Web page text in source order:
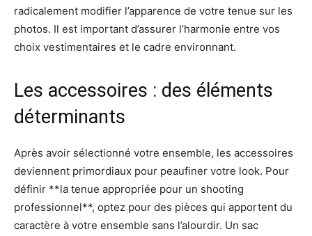
radicalement modifier l’apparence de votre tenue sur les
photos. Il est important d’assurer l’harmonie entre vos
choix vestimentaires et le cadre environnant.
Les accessoires : des éléments
déterminants
Après avoir sélectionné votre ensemble, les accessoires
deviennent primordiaux pour peaufiner votre look. Pour
définir **la tenue appropriée pour un shooting
professionnel**, optez pour des pièces qui apportent du
caractère à votre ensemble sans l’alourdir. Un sac